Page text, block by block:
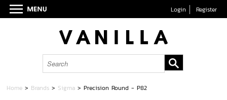
Login Register
Home > Brands > Sigma >Precision Round - P82